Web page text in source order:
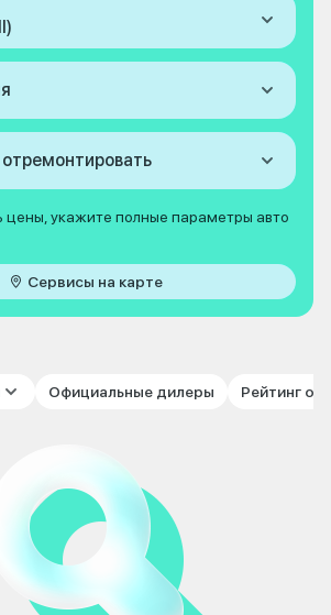
цены, укажите полные параметры авто
Сервисы на карте
Официальные дилеры Рейтинг